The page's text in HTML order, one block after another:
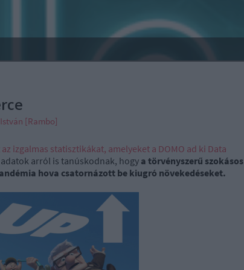
[Rambo]
izgalmas statisztikákat, amelyeket a DOMO ad ki Data
arról is tanúskodnak, hogy a törvényszerű szokásos
hova csatornázott be kiugró növekedéseket.